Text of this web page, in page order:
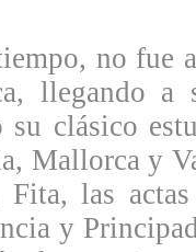
no fue
llegando a
clásico
Mallorca y
las
y